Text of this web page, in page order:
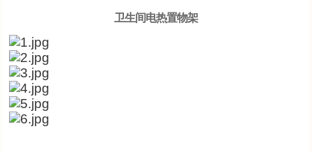
卫生间电热置物架